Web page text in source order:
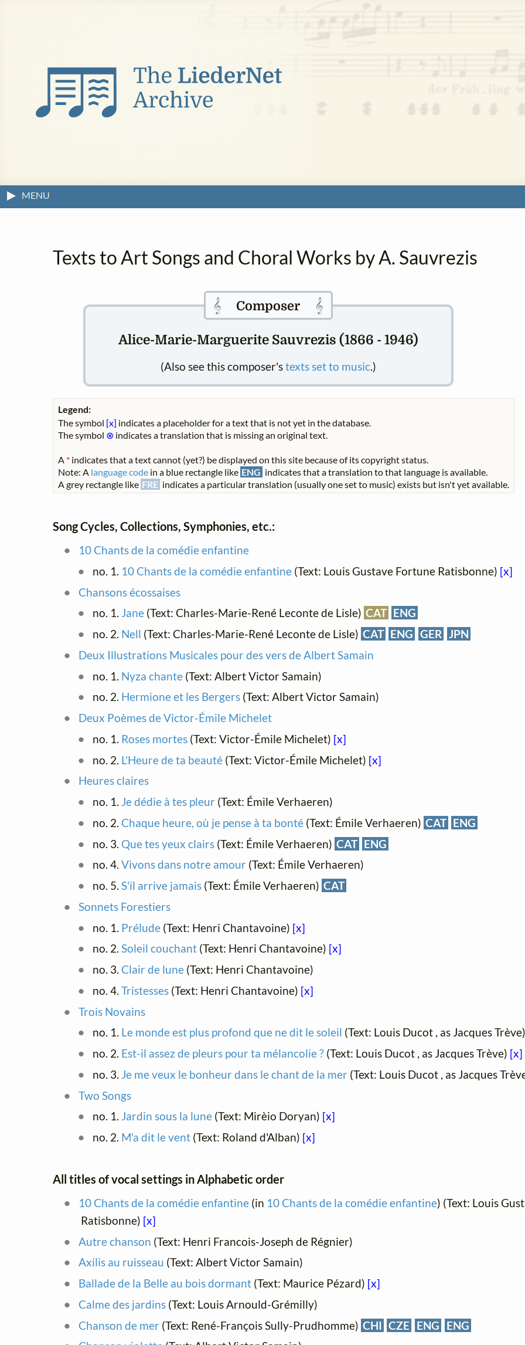
MENU
Texts to Art Songs and Choral Works by A. Sauvrezis
𝄞 Composer 𝄞
Alice-Marie-Marguerite Sauvrezis (1866 - 1946)
(Also see this composer'stexts set to music.)
Legend:
The symbol [x] indicates a placeholder for a text that is not yet in the database.
The symbol ⊗ indicates a translation that is missing an original text.
A * indicates that a text cannot (yet?) be displayed on this site because of its copyright status.
Note: A language code in a blue rectangle like ENG indicates that a translation to that language is available.
A grey rectangle like FRE indicates a particular translation (usually one set to music) exists but isn't yet available.
Song Cycles, Collections, Symphonies, etc.:
10 Chants de la comédie enfantine
no. 1. 10 Chants de la comédie enfantine(Text: Louis Gustave Fortune Ratisbonne) [x]
Chansons écossaises
no. 1. Jane(Text: Charles-Marie-René Leconte de Lisle) CAT ENG
no. 2. Nell (Text: Charles-Marie-René Leconte de Lisle) CAT ENG GER JPN
Deux Illustrations Musicales pour des vers de Albert Samain
no. 1. Nyza chante(Text: Albert Victor Samain)
no. 2. Hermione et les Bergers(Text: Albert Victor Samain)
Deux Poèmes de Victor-Émile Michelet
no. 1. Roses mortes(Text: Victor-Émile Michelet) [x]
no. 2. L'Heure de ta beauté(Text: Victor-Émile Michelet) [x]
Heures claires
no. 1. Je dédie à tes pleur (Text: Émile Verhaeren)
no. 2. Chaque heure, où je pense à ta bonté(Text: Émile Verhaeren) CAT ENG
no. 3. Que tes yeux clairs(Text: Émile Verhaeren) CAT ENG
no. 4. Vivons dans notre amour (Text: Émile Verhaeren)
no. 5. S'il arrive jamais(Text: Émile Verhaeren) CAT
Sonnets Forestiers
no. 1. Prélude(Text: Henri Chantavoine) [x]
no. 2. Soleil couchant(Text: Henri Chantavoine) [x]
no. 3. Clair de lune(Text: Henri Chantavoine)
no. 4. Tristesses(Text: Henri Chantavoine) [x]
Trois Novains
no. 1. Le monde est plus profond que ne dit le soleil (Text: Louis Ducot , as Jacques Trève)
no. 2. Est-il assez de pleurs pour ta mélancolie ?(Text: Louis Ducot , as Jacques Trève) [x]
no. 3. Je me veux le bonheur dans le chant de la mer (Text: Louis Ducot , as Jacques
Two Songs
no. 1. Jardin sous la lune(Text: Mirèio Doryan) [x]
no. 2. M'a dit le vent(Text: Roland d'Alban) [x]
All titles of vocal settings in Alphabetic order
10 Chants de la comédie enfantine(in 10 Chants de la comédie enfantine) (Text: Louis
Ratisbonne) [x]
Autre chanson (Text: Henri Francois-Joseph de Régnier)
Axilis au ruisseau (Text: Albert Victor Samain)
Ballade de la Belle au bois dormant(Text: Maurice Pézard) [x]
Calme des jardins(Text: Louis Arnould-Grémilly)
Chanson de mer (Text: René-François Sully-Prudhomme) CHI CZE ENG
ENG